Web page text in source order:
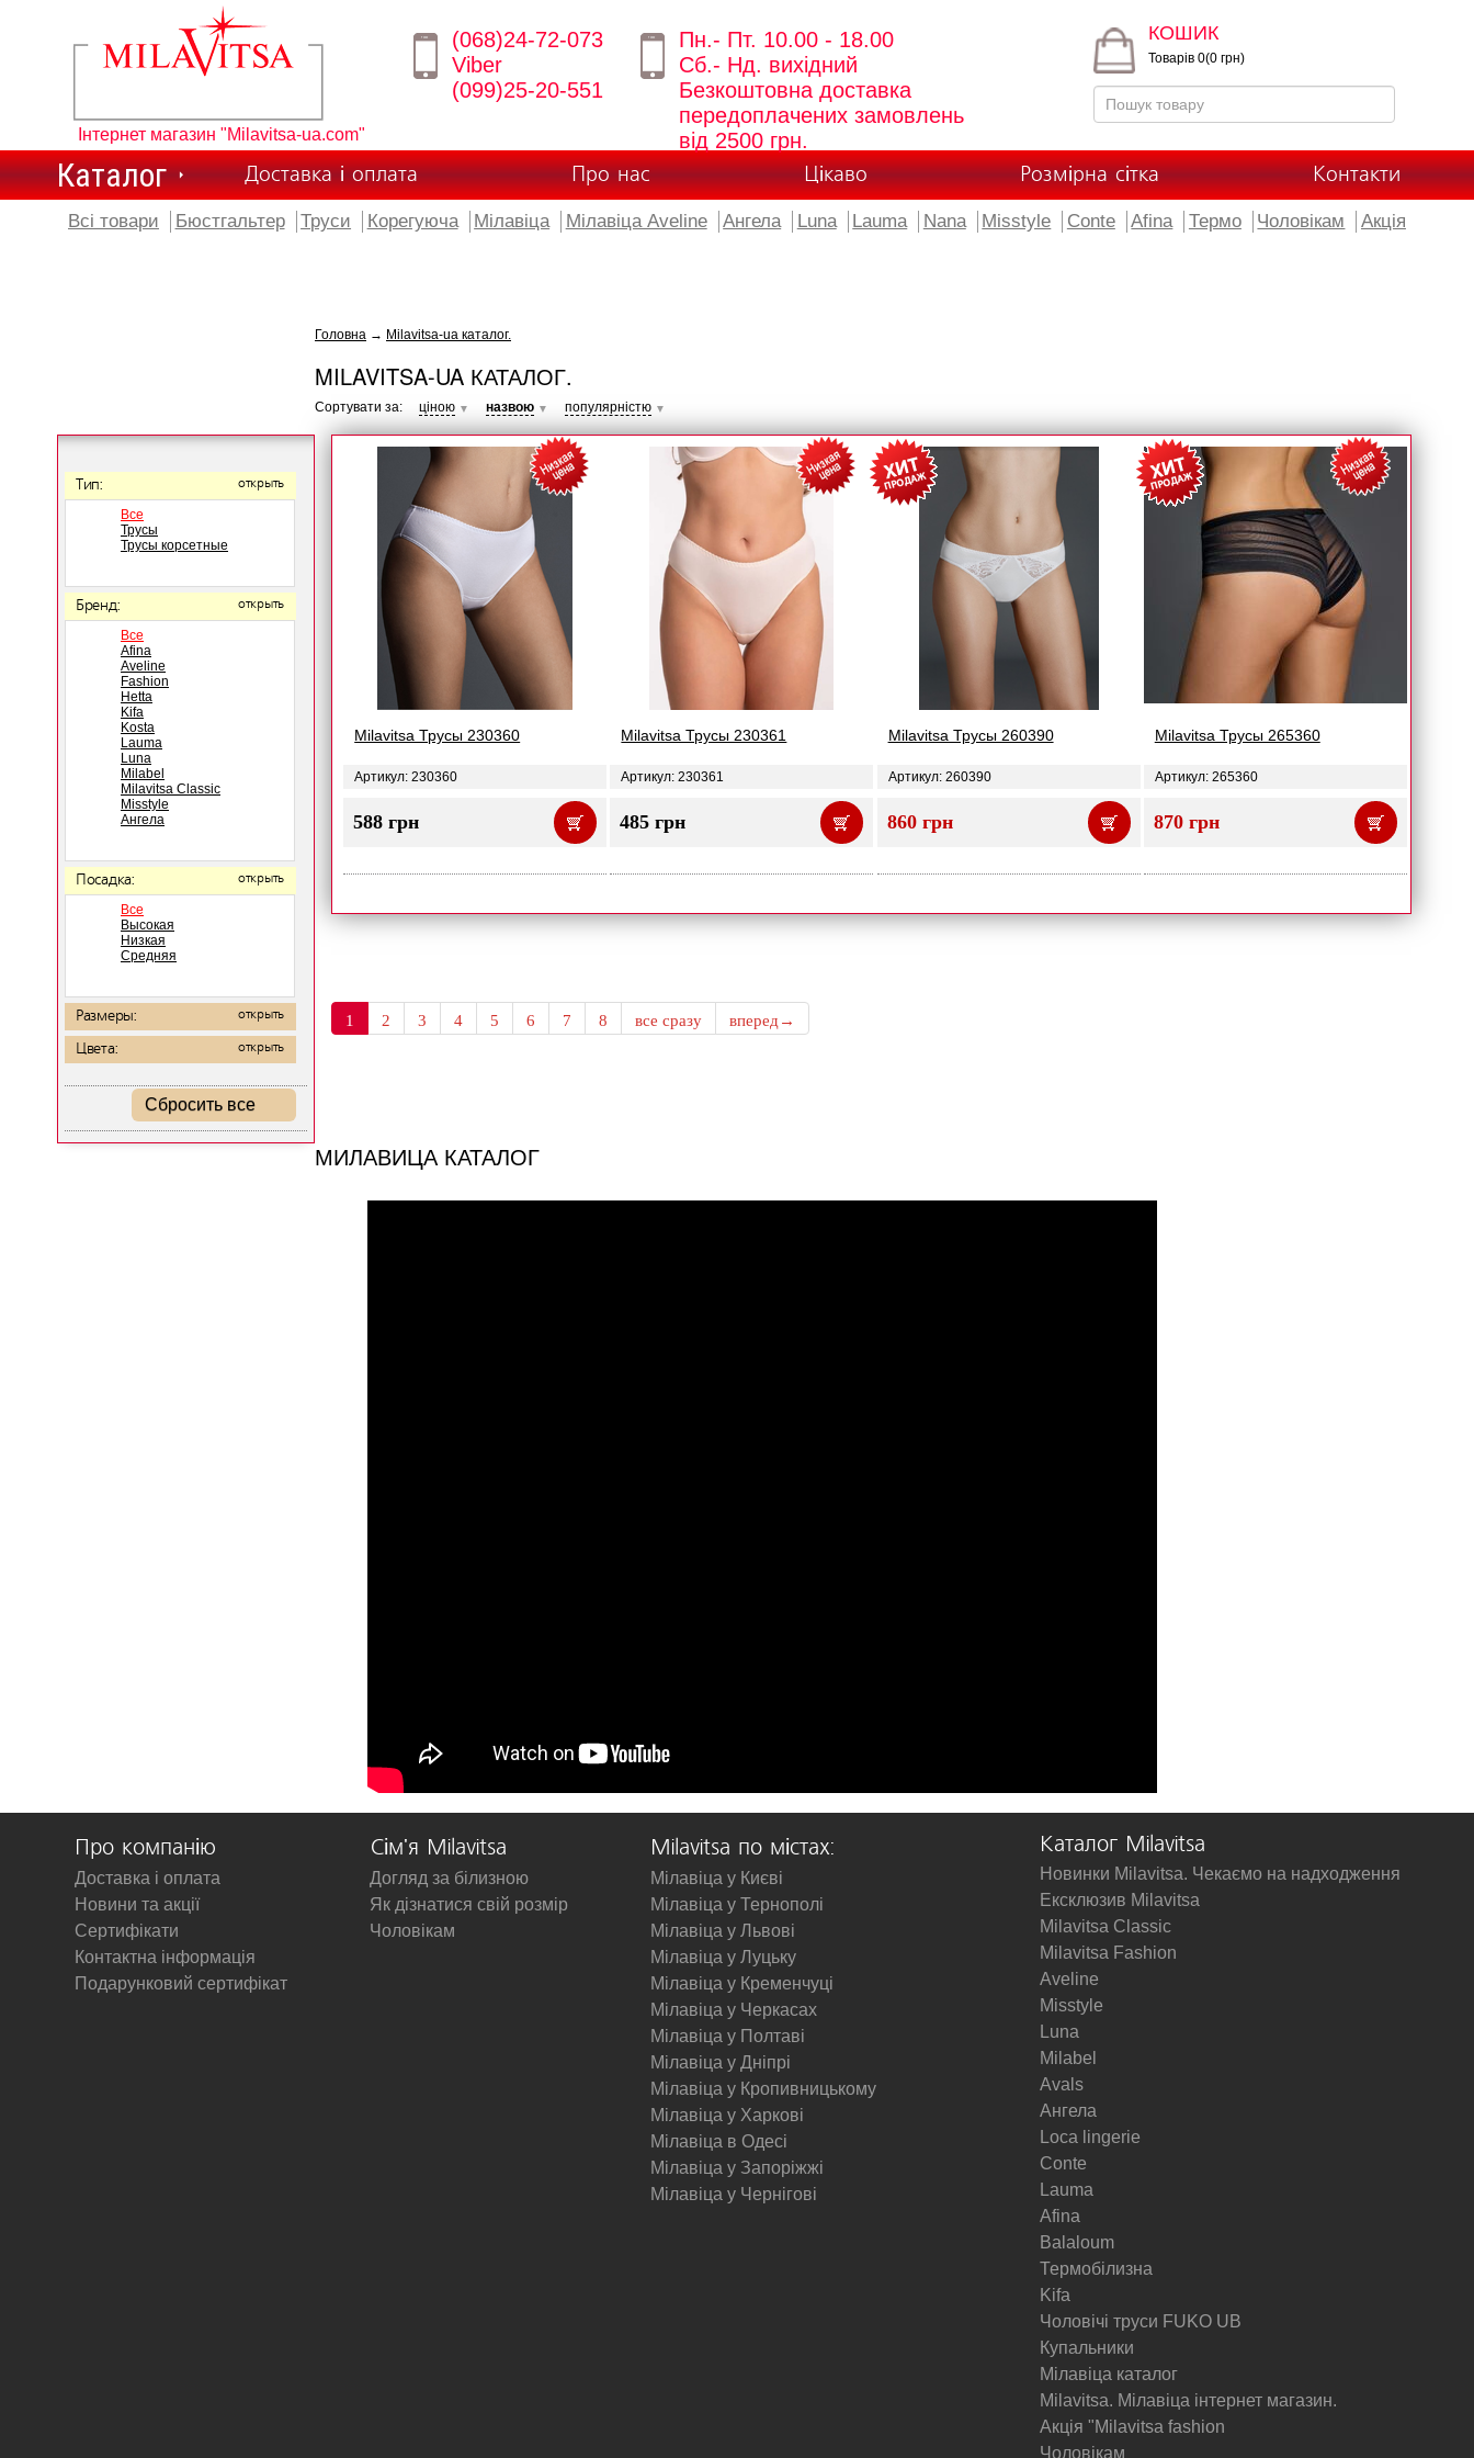
Інтернет магазин "Milavitsa-ua.com"
(068)24-72-073
Viber
(099)25-20-551
Пн.- Пт. 10.00 - 18.00
Сб.- Нд. вихідний
Безкоштовна доставка
передоплачених замовлень
від 2500 грн.
КОШИК
Товарів 0(0 грн)
Каталог Доставка і оплата Про нас Цікаво Розмірна сітка Контакти
Всі товари Бюстгальтер Труси Корегуюча Мілавіца Мілавіца Aveline Ангела Luna Lauma Nana Misstyle Conte Afina Термо Чоловікам Акція
Тип: открыть
Все
Трусы
Трусы корсетные
Бренд: открыть
Все
Afina
Aveline
Fashion
Hetta
Kifa
Kosta
Lauma
Luna
Milabel
Milavitsa Classic
Misstyle
Ангела
Посадка: открыть
Все
Высокая
Низкая
Средняя
Размеры: открыть
Цвета: открыть
Сбросить все
Головна → Milavitsa-ua каталог.
MILAVITSA-UA КАТАЛОГ.
Сортувати за: ціною ▼ назвою ▼ популярністю ▼
Milavitsa Трусы 230360
Артикул: 230360
588 грн
Milavitsa Трусы 230361
Артикул: 230361
485 грн
Milavitsa Трусы 260390
Артикул: 260390
860 грн
Milavitsa Трусы 265360
Артикул: 265360
870 грн
1 2 3 4 5 6 7 8 все сразу вперед→
МИЛАВИЦА КАТАЛОГ
Про компанію
Доставка і оплата
Новини та акції
Сертифікати
Контактна інформація
Подарунковий сертифікат
Сім'я Milavitsa
Догляд за білизною
Як дізнатися свій розмір
Чоловікам
Milavitsa по містах:
Мілавіца у Києві
Мілавіца у Тернополі
Мілавіца у Львові
Мілавіца у Луцьку
Мілавіца у Кременчуці
Мілавіца у Черкасах
Мілавіца у Полтаві
Мілавіца у Дніпрі
Мілавіца у Кропивницькому
Мілавіца у Харкові
Мілавіца в Одесі
Мілавіца у Запоріжжі
Мілавіца у Чернігові
Каталог Milavitsa
Новинки Milavitsa. Чекаємо на надходження
Ексклюзив Milavitsa
Milavitsa Classic
Milavitsa Fashion
Aveline
Misstyle
Luna
Milabel
Avals
Ангела
Loca lingerie
Conte
Lauma
Afina
Balaloum
Термобілизна
Kifa
Чоловічі труси FUKO UB
Купальники
Мілавіца каталог
Milavitsa. Мілавіца інтернет магазин.
Акція "Milavitsa fashion
Чоловікам